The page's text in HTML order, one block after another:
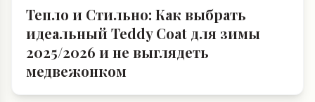
Тепло и Стильно: Как выбрать
идеальный Teddy Coat для зимы
2025/2026 и не выглядеть
медвежонком